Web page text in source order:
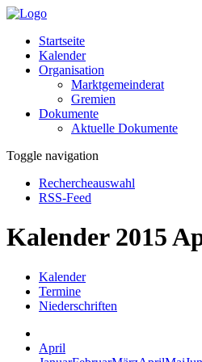
Startseite
Kalender
Organisation
Marktgemeinderat
Gremien
Dokumente
Aktuelle Dokumente
Toggle navigation
Rechercheauswahl
RSS-Feed
Kalender 2015
Kalender
Termine
Niederschriften
April